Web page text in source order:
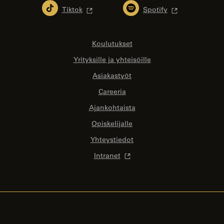
Tiktok Spotify
Koulutukset
Yrityksille ja yhteisöille
Asiakastyöt
Careeria
Ajankohtaista
Opiskelijalle
Yhteystiedot
Intranet